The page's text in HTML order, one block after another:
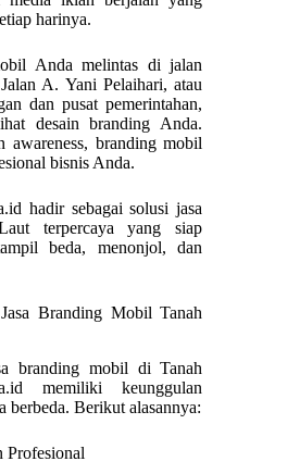
harinya.
Anda melintas di jalan
A. Yani Pelaihari, atau
dan pusat pemerintahan,
desain branding Anda.
awareness, branding mobil
bisnis Anda.
hadir sebagai solusi jasa
terpercaya yang siap
beda, menonjol, dan
Branding Mobil Tanah
branding mobil di Tanah
memiliki keunggulan
berbeda. Berikut alasannya:
Profesional